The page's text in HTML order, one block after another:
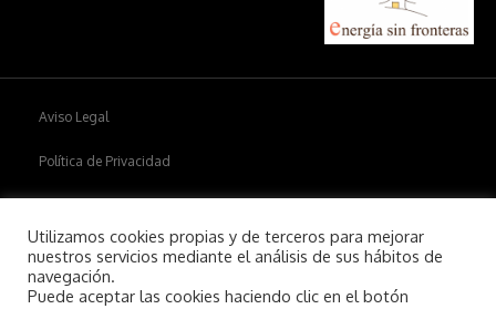
Aviso Legal
Política de Privacidad
Utilizamos cookies propias y de terceros para mejorar
nuestros servicios mediante el análisis de sus hábitos de
navegación.
Puede aceptar las cookies haciendo clic en el botón